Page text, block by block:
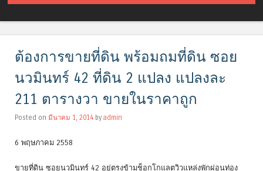
ต้องการขายที่ดิน พร้อมถมที่ดิน ซอย
นวมินทร์ 42 ที่ดิน 2 แปลง แปลงละ
211 ตารางวา ขายในราคาถูก
Posted on มีนาคม 1, 2014 by admin
6 พฤษภาคม 2558
ขายที่ดิน ซอยนวมินทร์ 42 อยู่ตรงข้ามช็อกโกแลตวิวแหล่งพักผ่อนท่อง